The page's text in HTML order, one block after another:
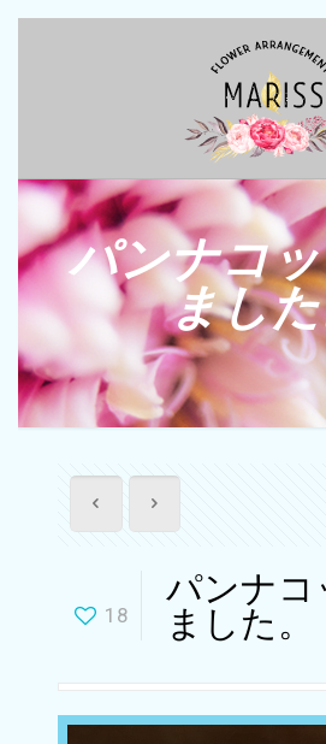
パンナコ
まし
18
パンナコ
ました。